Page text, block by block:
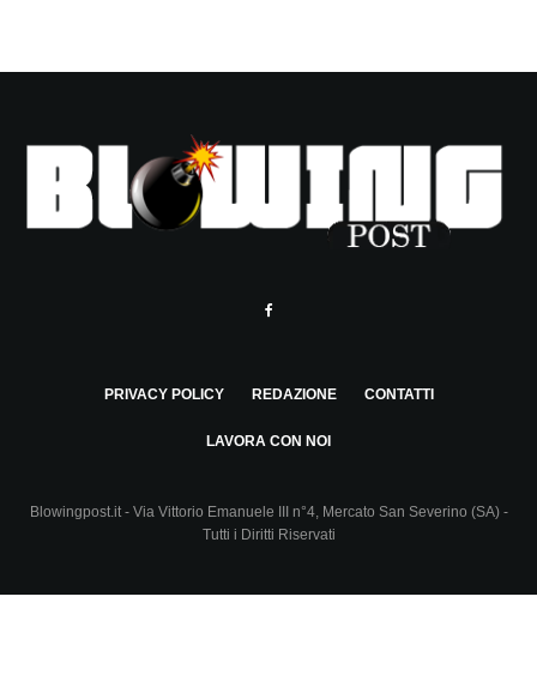
PRIVACY POLICY REDAZIONE CONTATTI
LAVORA CON NOI
Blowingpost.it - Via Vittorio Emanuele III n°4, Mercato San Severino (SA) -
Tutti i Diritti Riservati